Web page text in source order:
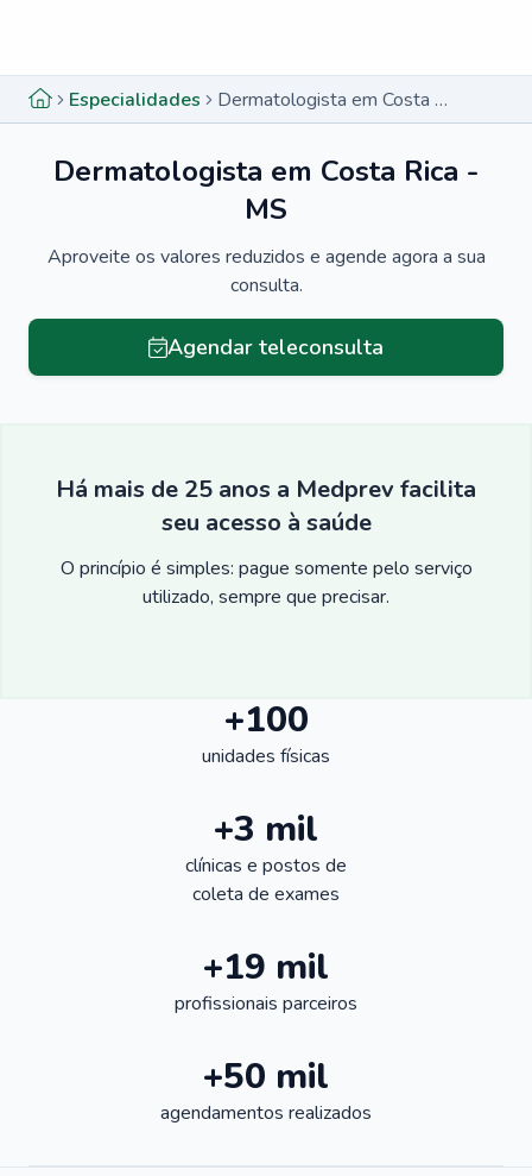
Especialidades Dermatologista em Costa Rica - MS
Dermatologista em Costa Rica -
MS
Aproveite os valores reduzidos e agende agora a sua
consulta.
Agendar teleconsulta
Há mais de 25 anos a Medprev facilita
seu acesso à saúde
O princípio é simples: pague somente pelo serviço
utilizado, sempre que precisar.
+100
unidades físicas
+3 mil
clínicas e postos de
coleta de exames
+19 mil
profissionais parceiros
+50 mil
agendamentos realizados